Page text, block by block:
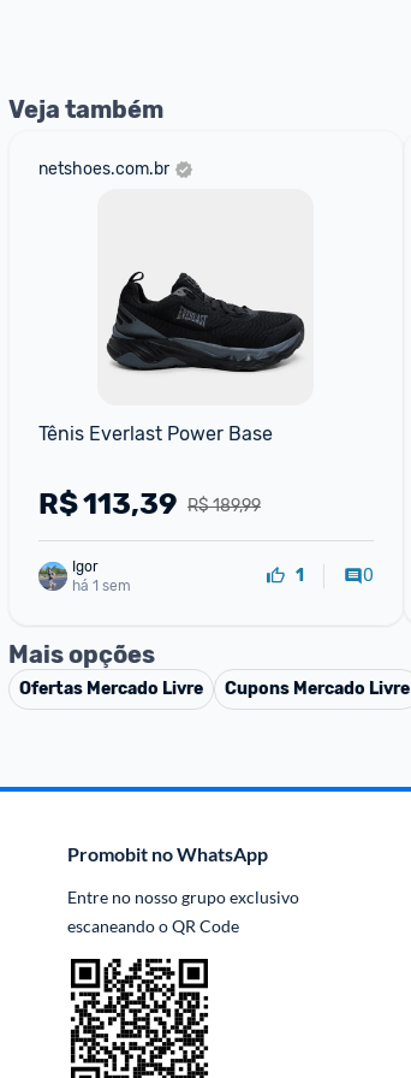
Veja também
netshoes.com.br
Tênis Everlast Power Base
R$ 189,99
R$113,39
Igor
há 1 sem
1 0
Mais opções
Ofertas Mercado Livre Cupons Mercado Livre
Promobit no WhatsApp
Entre no nosso grupo exclusivo
escaneando o QR Code